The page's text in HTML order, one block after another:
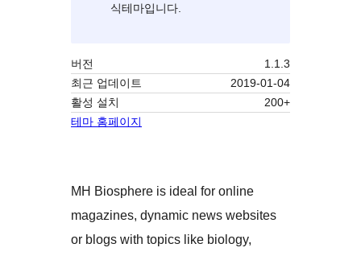
식테마입니다.
버전
1.1.3
최근 업데이트
2019-01-04
활성 설치
200+
테마 홈페이지
MH Biosphere is ideal for online
magazines, dynamic news websites
or blogs with topics like biology,